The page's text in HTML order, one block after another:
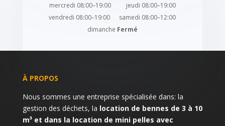
mercredi 08:00–19:00 jeudi 08:00–19:00
vendredi 08:00–19:00 samedi 08:00–12:00
dimanche Fermé
À PROPOS
Nous sommes une entreprise spécialisée dans: la
gestion des déchets, la location de bennes de 3 à 10
m³ et dans la location de mini pelles avec